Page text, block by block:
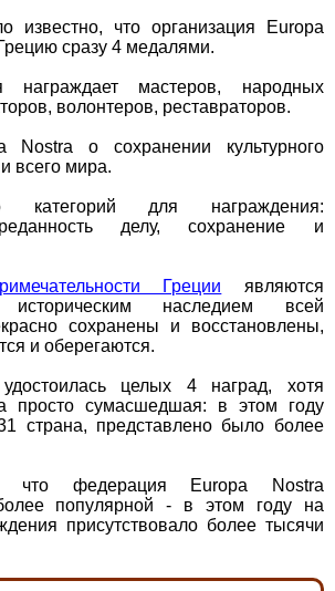
известно, что организация Europa
сразу 4 медалями.
награждает мастеров, народных
волонтеров, реставраторов.
Nostra о сохранении культурного
всего мира.
категорий для награждения:
делу, сохранение и
Греции являются
наследием всей
сохранены и восстановлены,
и оберегаются.
целых 4 наград, хотя
просто сумасшедшая: в этом году
страна, представлено было более
что федерация Europa Nostra
популярной - в этом году на
присутствовало более тысячи